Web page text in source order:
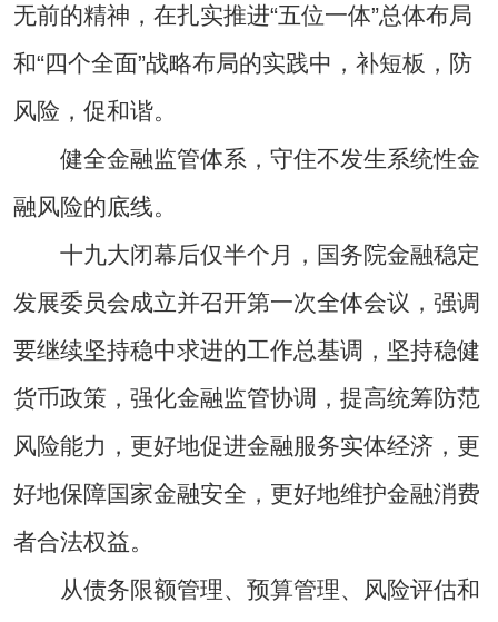
无前的精神，在扎实推进“五位一体”总体布局
和“四个全面”战略布局的实践中，补短板，防
风险，促和谐。
健全金融监管体系，守住不发生系统性金
融风险的底线。
十九大闭幕后仅半个月，国务院金融稳定
发展委员会成立并召开第一次全体会议，强调
要继续坚持稳中求进的工作总基调，坚持稳健
货币政策，强化金融监管协调，提高统筹防范
风险能力，更好地促进金融服务实体经济，更
好地保障国家金融安全，更好地维护金融消费
者合法权益。
从债务限额管理、预算管理、风险评估和